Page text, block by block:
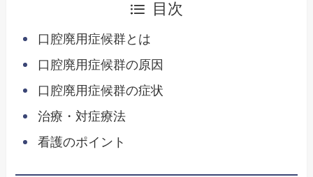
目次
口腔廃用症候群とは
口腔廃用症候群の原因
口腔廃用症候群の症状
治療・対症療法
看護のポイント